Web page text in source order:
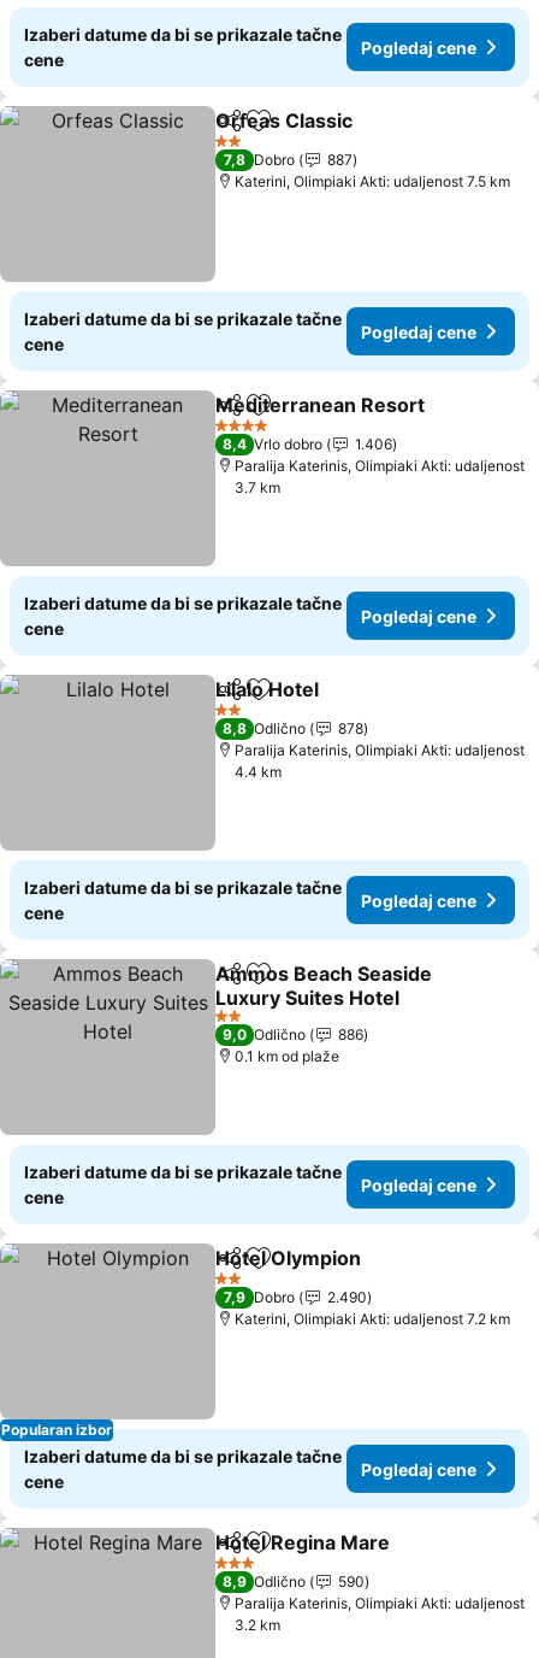
Izaberi datume da bi se prikazale tačne
cene
Pogledaj cene
Deli Dodati u favorite
Orfeas Classic
2 Zvezdice
7,8 Dobro
887
Katerini, Olimpiaki Akti: udaljenost 7.5 km
Izaberi datume da bi se prikazale tačne
cene
Pogledaj cene
Deli Dodati u favorite
Mediterranean Resort
4 Zvezdice
8,4 Vrlo dobro
1.406
Paralija Katerinis, Olimpiaki Akti: udaljenost
3.7 km
Izaberi datume da bi se prikazale tačne
cene
Pogledaj cene
Deli Dodati u favorite
Lilalo Ηotel
2 Zvezdice
8,8 Odlično
878
Paralija Katerinis, Olimpiaki Akti: udaljenost
4.4 km
Izaberi datume da bi se prikazale tačne
cene
Pogledaj cene
Deli Dodati u favorite
Ammos Beach Seaside
Luxury Suites Hotel
Pogledaj cene
2 Zvezdice
9,0 Odlično
886
0.1 km od plaže
Izaberi datume da bi se prikazale tačne
cene
Pogledaj cene
Popularan izbor
Deli Dodati u favorite
Hotel Olympion
2 Zvezdice
7,9 Dobro
2.490
Katerini, Olimpiaki Akti: udaljenost 7.2 km
Izaberi datume da bi se prikazale tačne
cene
Pogledaj cene
Deli Dodati u favorite
Hotel Regina Mare
3 Zvezdice
8,9 Odlično
590
Paralija Katerinis, Olimpiaki Akti: udaljenost
3.2 km